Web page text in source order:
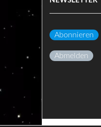
Abonnieren
Abmelden